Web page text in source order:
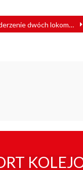
Zderzenie dwóch lokomotyw. Maszynista był nietrzeźwy?